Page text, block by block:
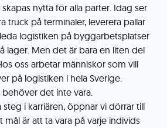
nytta för alla parter. Idag ser
truck på terminaler, leverera pallar
logistiken på byggarbetsplatser
lager. Men det är bara en liten del
oss arbetar människor som vill
på logistiken i hela Sverige.
behöver det inte vara.
i karriären, öppnar vi dörrar till
mål är att ta vara på varje individs